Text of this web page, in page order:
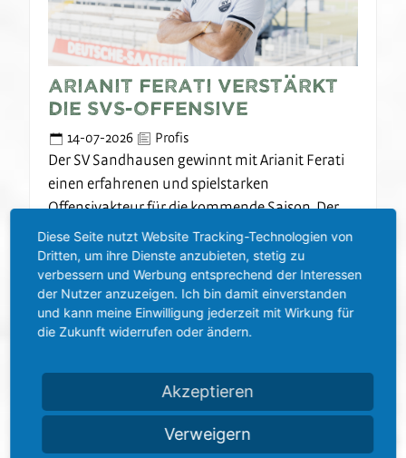
Arianit Ferati verstärkt
die SVS-Offensive
14-07-2026 Profis
Der SV Sandhausen gewinnt mit Arianit Ferati
einen erfahrenen und spielstarken
Offensivakteur für die kommende Saison. Der
28-Jährige wechselt nach…
Weiterlesen
Diese Seite nutzt Website Tracking-Technologien von
Dritten, um ihre Dienste anzubieten, stetig zu
verbessern und Werbung entsprechend der Interessen
der Nutzer anzuzeigen. Ich bin damit einverstanden
und kann meine Einwilligung jederzeit mit Wirkung für
die Zukunft widerrufen oder ändern.
Akzeptieren
Verweigern